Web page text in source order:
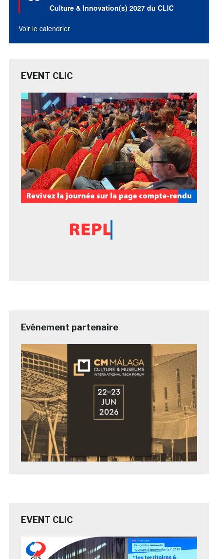
Culture & Innovation(s) 2027 du CLIC
Voir le calendrier
EVENT CLIC
Evénement partenaire
EVENT CLIC